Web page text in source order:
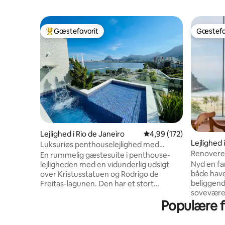
Bedste gæstefavorit
Gæstefavorit
Lejlighed i Rio de Janeiro 4,99 ud af 5 i
4,99 (172)
Luksuriøs penthouselejlighed med
swimmingpool, sauna og privatliv.
En rummelig gæstesuite i penthouse-
lejligheden med en vidunderlig udsigt
over Kristusstatuen og Rodrigo de
Freitas-lagunen. Den har et stort
dampsauna med bruser, et køkken, en
Lejlighed
ved
Nyd en
både
er ideel
hyggelig
Populære